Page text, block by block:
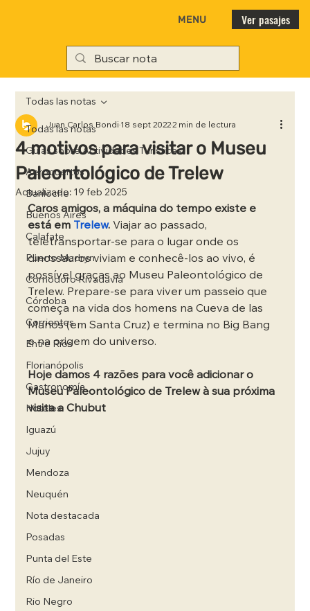
MENU Ver pasajes
Todas las notas
Guías sobre Actividades Turísticas
Aeropuertos
Bariloche
Buenos Aires
Calafate
Puerto Madryn
Comodoro Rivadavia
Córdoba
Corrientes
Entre Rios
Florianópolis
Gastronomía
Hoteles
Iguazú
Jujuy
Mendoza
Neuquén
Nota destacada
Posadas
Punta del Este
Río de Janeiro
Rio Negro
Todas las notas
4 motivos para visitar o Museu
Paleontológico de Trelew
Juan Carlos Bondi 18 sept 20222 min de lectura
Actualizado: 19 feb 2025
Caros amigos, a máquina do tempo existe e
está em
Trelew. Viajar ao passado,
teletransportar-se para o lugar onde os
dinossauros viviam e conhecê-los ao vivo, é
possível graças ao Museu Paleontológico de
Trelew. Prepare-se para viver um passeio que
começa na vida dos homens na Cueva de las
Manos (em Santa Cruz) e termina no Big Bang
e na origem do universo.
Hoje damos 4 razões para você adicionar o
Museu Paleontológico de Trelew à sua próxima
visita a Chubut